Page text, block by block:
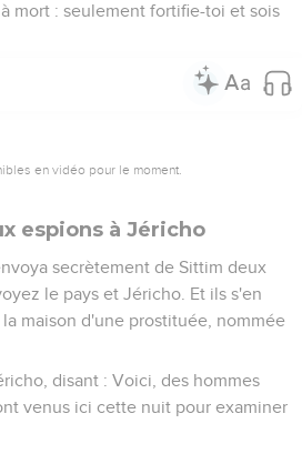
mort : seulement fortifie-toi et sois
en vidéo pour le moment.
espions à Jéricho
secrètement de Sittim deux
le pays et Jéricho. Et ils s'en
maison d'une prostituée, nommée
disant : Voici, des hommes
venus ici cette nuit pour examiner